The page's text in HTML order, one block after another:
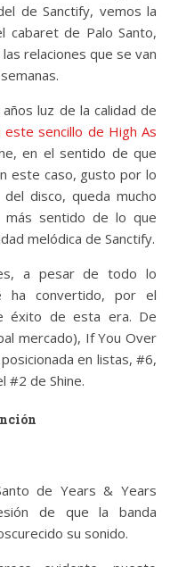
de Sanctify, vemos la
cabaret de Palo Santo,
relaciones que se van
luz de la calidad de
este sencillo de High As
en el sentido de que
este caso, gusto por lo
disco, queda mucho
más sentido de lo que
melódica de Sanctify.
a pesar de todo lo
ha convertido, por el
éxito de esta era. De
mercado), If You Over
en listas, #6,
#2 de Shine.
de Years & Years
de que la banda
su sonido.